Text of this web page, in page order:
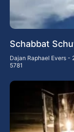
Schabbat
Dajan Raphael Evers
5781